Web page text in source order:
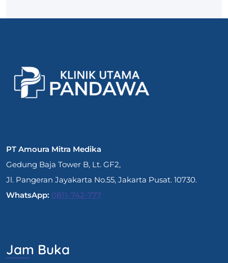
PT Amoura Mitra Medika
Gedung Baja Tower B, Lt. GF2,
Jl. Pangeran Jayakarta No.55, Jakarta Pusat. 10730.
WhatsApp: 0811-742-777
Jam Buka